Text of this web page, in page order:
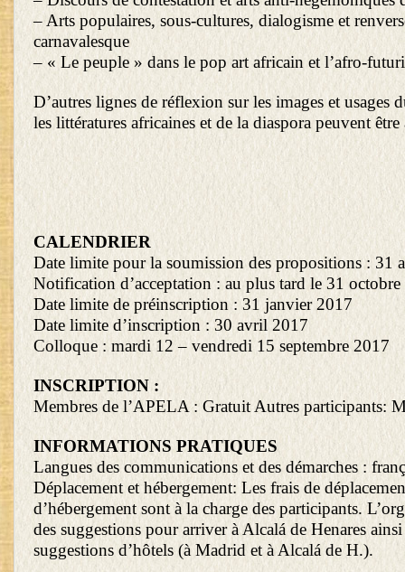
– Arts populaires, sous-cultures, dialogisme et
carnavalesque
– « Le peuple » dans le pop art africain et l’afro-
D’autres lignes de réflexion sur les images et usages
les littératures africaines et de la diaspora peuvent être
CALENDRIER
Date limite pour la soumission des propositions : 31
Notification d’acceptation : au plus tard le 31
Date limite de préinscription : 31 janvier 2017
Date limite d’inscription : 30 avril 2017
Colloque : mardi 12 – vendredi 15 septembre 2017
INSCRIPTION :
Membres de l’APELA : Gratuit Autres participants:
INFORMATIONS PRATIQUES
Langues des communications et des démarches :
Déplacement et hébergement: Les frais de
d’hébergement sont à la charge des participants.
des suggestions pour arriver à Alcalá de Henares
suggestions d’hôtels (à Madrid et à Alcalá de H.).